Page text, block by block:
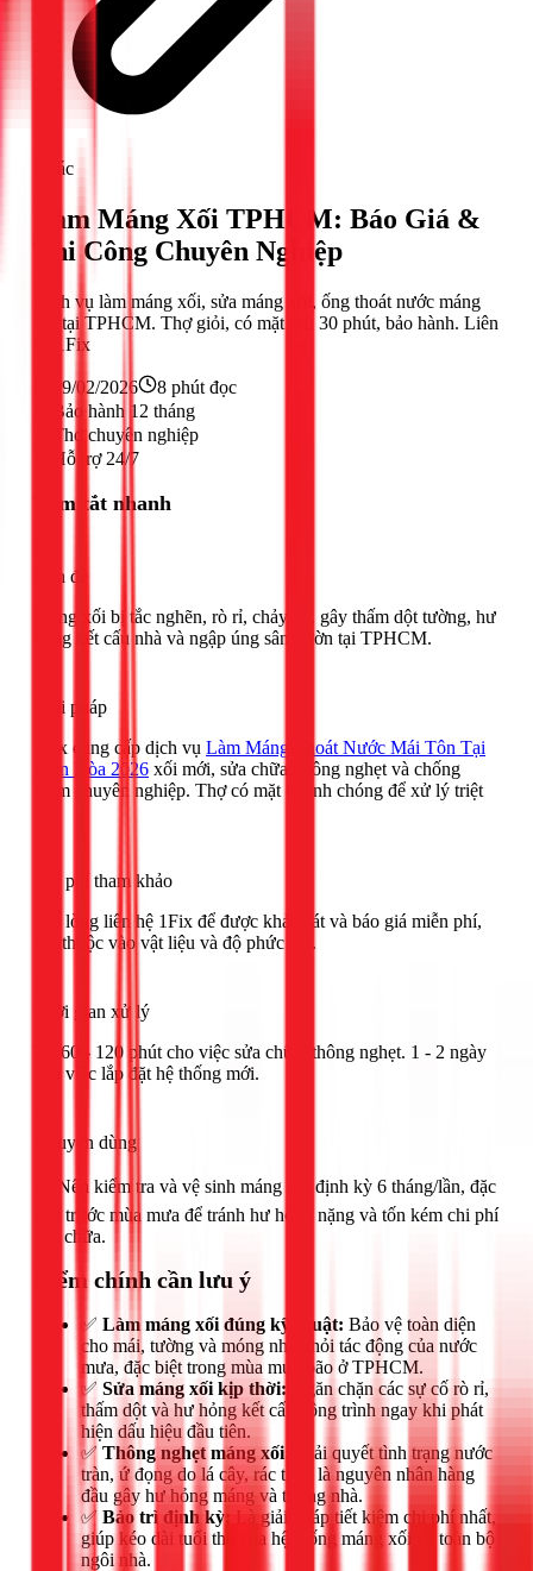
Khác
Làm Máng Xối TPHCM: Báo Giá &
Thi Công Chuyên Nghiệp
Dịch vụ làm máng xối, sửa máng xối, ống thoát nước máng
xối tại TPHCM. Thợ giỏi, có mặt sau 30 phút, bảo hành. Liên
hệ 1Fix
19/02/2026 8 phút đọc
Bảo hành 12 tháng
Thợ chuyên nghiệp
Hỗ trợ 24/7
Tóm tắt nhanh
Vấn đề
Máng xối bị tắc nghẽn, rò rỉ, chảy xệ, gây thấm dột tường, hư
hỏng kết cấu nhà và ngập úng sân vườn tại TPHCM.
Giải pháp
1Fix cung cấp dịch vụ Làm Máng Thoát Nước Mái Tôn Tại
Biên Hòa 2026 xối mới, sửa chữa, thông nghẹt và chống
thấm chuyên nghiệp. Thợ có mặt nhanh chóng để xử lý triệt
Chi phí tham khảo
Vui lòng liên hệ 1Fix để được khảo sát và báo giá miễn phí,
tùy thuộc vào vật liệu và độ phức tạp.
Thời gian xử lý
Từ 60 - 120 phút cho việc sửa chữa, thông nghẹt. 1 - 2 ngày
cho việc lắp đặt hệ thống mới.
Khuyên dùng
🟢 Nên kiểm tra và vệ sinh máng xối định kỳ 6 tháng/lần, đặc
biệt trước mùa mưa để tránh hư hỏng nặng và tốn kém chi phí
sửa chữa.
Điểm chính cần lưu ý
✅ Làm máng xối đúng kỹ thuật: Bảo vệ toàn diện
cho mái, tường và móng nhà khỏi tác động của nước
mưa, đặc biệt trong mùa mưa bão ở TPHCM.
✅ Sửa máng xối kịp thời: Ngăn chặn các sự cố rò rỉ,
thấm dột và hư hỏng kết cấu công trình ngay khi phát
hiện dấu hiệu đầu tiên.
✅ Thông nghẹt máng xối:
Giải quyết tình trạng nước
tràn, ứ đọng do lá cây, rác thải, là nguyên nhân hàng
đầu gây hư hỏng máng và tường nhà.
✅ Bảo trì định kỳ: Là giải pháp tiết kiệm chi phí nhất,
giúp kéo dài tuổi thọ của hệ thống máng xối và toàn bộ
ngôi nhà.